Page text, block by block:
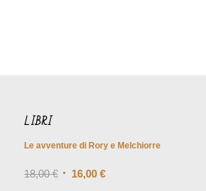
LIBRI
Le avventure di Rory e Melchiorre
Valutato5.00
su
18,00€ 16,00 €